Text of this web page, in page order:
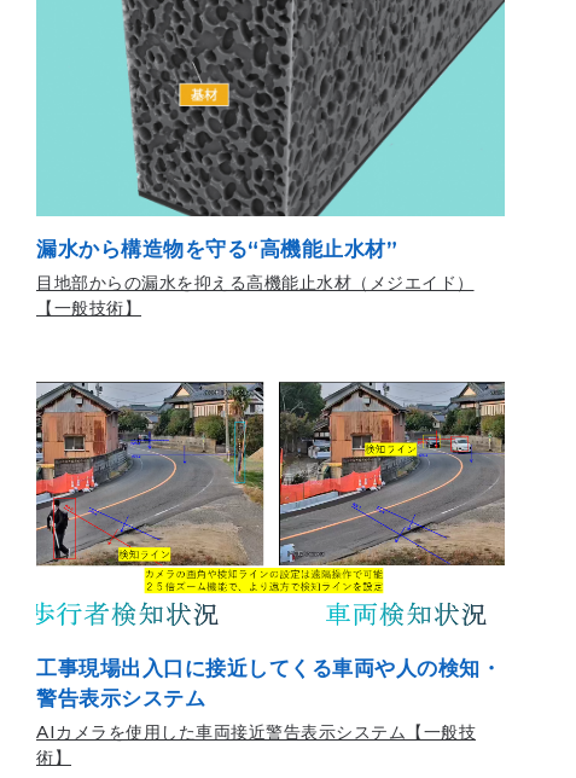
漏水から構造物を守る“高機能止水材”
目地部からの漏水を抑える高機能止水材（メジエイド）
【一般技術】
工事現場出入口に接近してくる車両や人の検知・
警告表示システム
AIカメラを使用した車両接近警告表示システム【一般技
術】